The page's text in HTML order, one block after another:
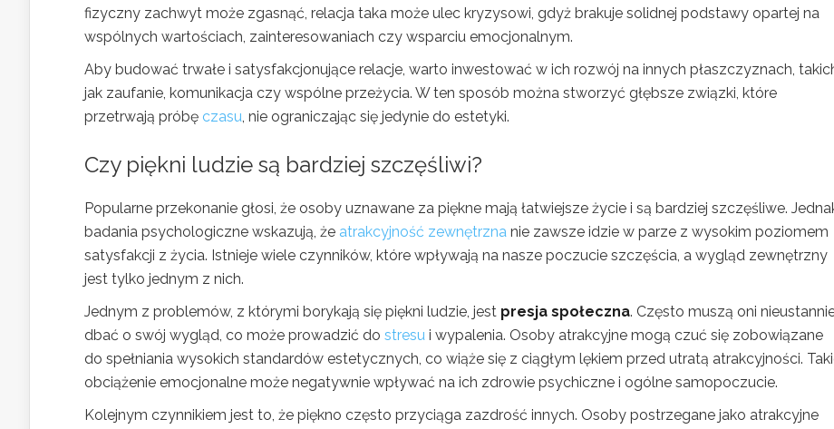
fizyczny zachwyt może zgasnąć, relacja taka może ulec kryzysowi, gdyż brakuje solidnej podstawy opartej na
wspólnych wartościach, zainteresowaniach czy wsparciu emocjonalnym.
Aby budować trwałe i satysfakcjonujące relacje, warto inwestować w ich rozwój na innych płaszczyznach,
jak zaufanie, komunikacja czy wspólne przeżycia. W ten sposób można stworzyć głębsze związki, które
przetrwają próbę czasu, nie ograniczając się jedynie do estetyki.
Czy piękni ludzie są bardziej szczęśliwi?
Popularne przekonanie głosi, że osoby uznawane za piękne mają łatwiejsze życie i są bardziej szczęśliwe.
badania psychologiczne wskazują, że atrakcyjność zewnętrzna nie zawsze idzie w parze z wysokim poziomem
satysfakcji z życia. Istnieje wiele czynników, które wpływają na nasze poczucie szczęścia, a wygląd zewnętrzny
jest tylko jednym z nich.
Jednym z problemów, z którymi borykają się piękni ludzie, jest presja społeczna. Często muszą oni
dbać o swój wygląd, co może prowadzić do stresu i wypalenia. Osoby atrakcyjne mogą czuć się zobowiązane
do spełniania wysokich standardów estetycznych, co wiąże się z ciągłym lękiem przed utratą atrakcyjności.
obciążenie emocjonalne może negatywnie wpływać na ich zdrowie psychiczne i ogólne samopoczucie.
Kolejnym czynnikiem jest to, że piękno często przyciąga zazdrość innych. Osoby postrzegane jako atrakcyjne